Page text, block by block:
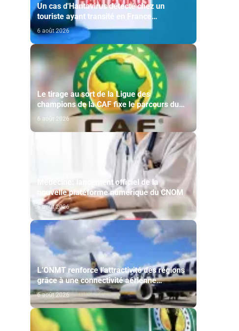
Un cas d'Hantavirus détecté chez un
touriste ayant transité en France
(ministère)
6 août 2026
Le tirage au sort de la Ligue des
champions de la CAF fixe le parcours du
Maghreb de Fès et de la RS Berkane
6 août 2026
Médecine: lancement officiel de la
nouvelle plateforme numérique du CNOM
6 août 2026
L’ONMT renforce l’attractivité des régions
grâce à une connectivité aérienne
historique de Ryanair
6 août 2026